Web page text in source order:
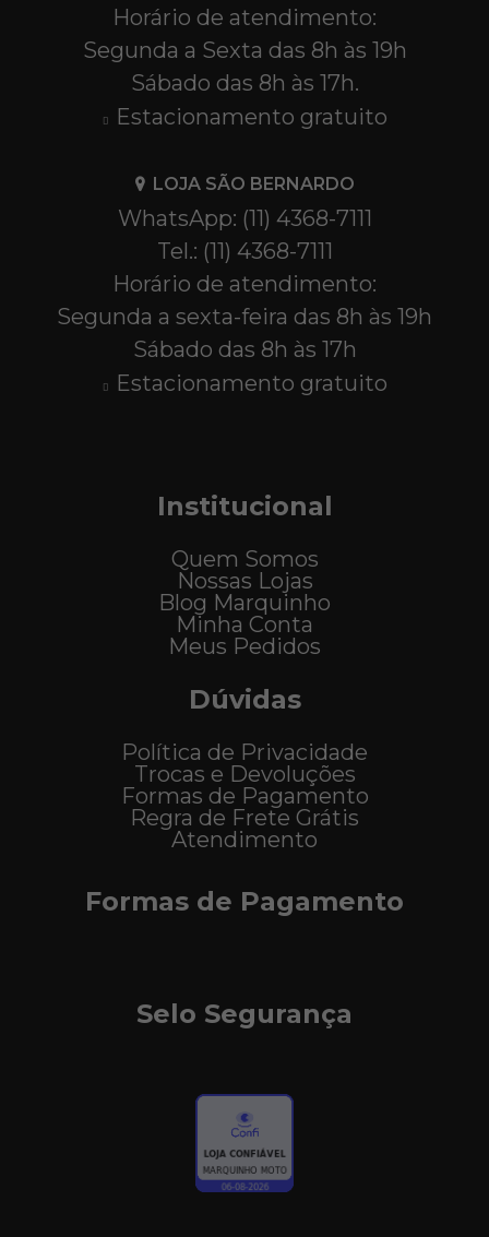
Horário de atendimento:
Segunda a Sexta das 8h às 19h
Sábado das 8h às 17h.
Estacionamento gratuito
LOJA SÃO BERNARDO
WhatsApp: (11) 4368-7111
Tel.: (11) 4368-7111
Horário de atendimento:
Segunda a sexta-feira das 8h às 19h
Sábado das 8h às 17h
Estacionamento gratuito
Institucional
Quem Somos
Nossas Lojas
Blog Marquinho
Minha Conta
Meus Pedidos
Dúvidas
Política de Privacidade
Trocas e Devoluções
Formas de Pagamento
Regra de Frete Grátis
Atendimento
Formas de Pagamento
Selo Segurança